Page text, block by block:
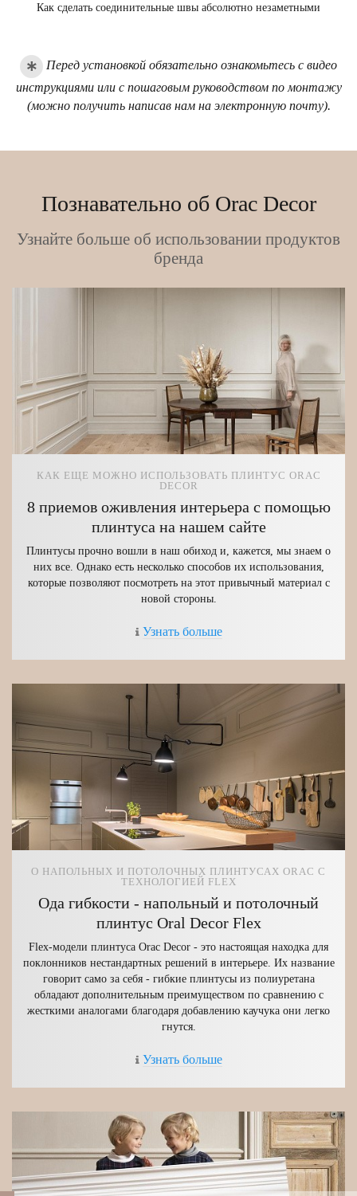
Как сделать соединительные швы абсолютно незаметными
Перед установкой обязательно ознакомьтесь с видео
инструкциями или с пошаговым руководством по монтажу
(можно получить написав нам на электронную почту).
Познавательно об Orac Decor
Узнайте больше об использовании продуктов
бренда
КАК ЕЩЕ МОЖНО ИСПОЛЬЗОВАТЬ ПЛИНТУС ORAC
DECOR
8 приемов оживления интерьера с помощью
плинтуса на нашем сайте
Плинтусы прочно вошли в наш обиход и, кажется, мы знаем о
них все. Однако есть несколько способов их использования,
которые позволяют посмотреть на этот привычный материал с
новой стороны.
Узнать больше
О НАПОЛЬНЫХ И ПОТОЛОЧНЫХ ПЛИНТУСАХ ORAC С
ТЕХНОЛОГИЕЙ FLEX
Ода гибкости - напольный и потолочный
плинтус Oral Decor Flex
Flex-модели плинтуса Orac Decor - это настоящая находка для
поклонников нестандартных решений в интерьере. Их название
говорит само за себя - гибкие плинтусы из полиуретана
обладают дополнительным преимуществом по сравнению с
жесткими аналогами благодаря добавлению каучука они легко
гнутся.
Узнать больше